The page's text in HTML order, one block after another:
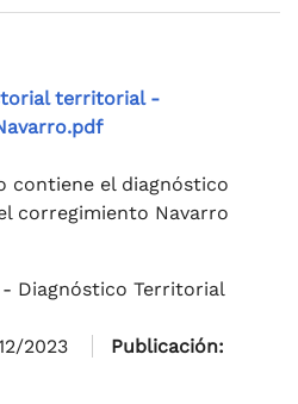
territorial -
contiene el diagnóstico
corregimiento Navarro
Diagnóstico Territorial
2023
Publicación: